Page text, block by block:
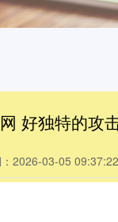
好独特的攻
：2026-03-05 09:37:22